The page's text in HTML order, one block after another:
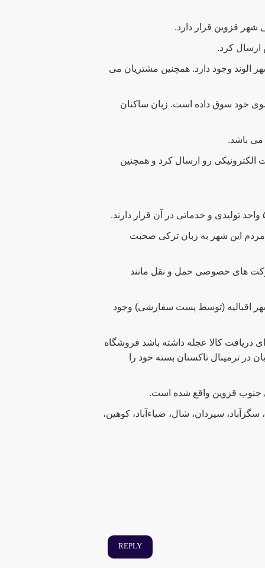
کرد.
الوند وجود دارد. همچنین مشتریان می
خود سوق داده است. زبان ساکنان
می باشد.
رو ارسال کرد و همچنین
قزوین قرار دارد. مردم این شهر به زبان ترکی صحبت
های خصوصی حمل و نقل مانند
اقبالیه (توسط پست سفارشی) وجود
دریافت کالا عجله داشته باشد فروشگاه
در ترمینال تاکستان بسته خود را
سگزآباد، سیردان، شال، ضیاءآباد، کوهین،
REPLY